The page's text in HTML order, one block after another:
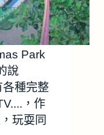
Park
說
種完整
，作
玩耍同